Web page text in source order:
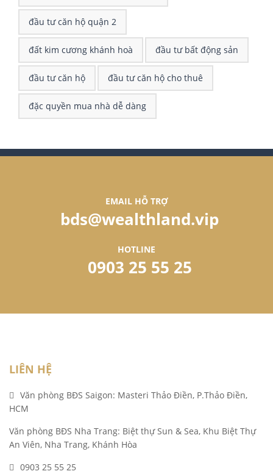
đầu tư căn hộ quận 2
đất kim cương khánh hoà đầu tư bất động sản
đầu tư căn hộ đầu tư căn hộ cho thuê
đặc quyền mua nhà dễ dàng
EMAIL HỖ TRỢ
bds@wealthland.vip
HOTLINE
0903 25 55 25
LIÊN HỆ
Văn phòng BĐS Saigon: Masteri Thảo Điền, P.Thảo Điền,
HCM
Văn phòng BĐS Nha Trang: Biệt thự Sun & Sea, Khu Biệt Thự
An Viên, Nha Trang, Khánh Hòa
0903 25 55 25